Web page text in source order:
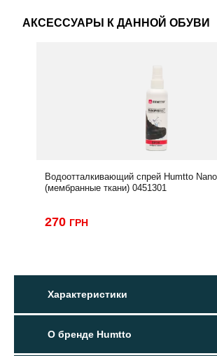
АКСЕССУАРЫ К ДАННОЙ ОБУВИ
Водоотталкивающий спрей Humtto
(мембранные ткани) 0451301
270 ГРН
Характеристики
О бренде Humtto